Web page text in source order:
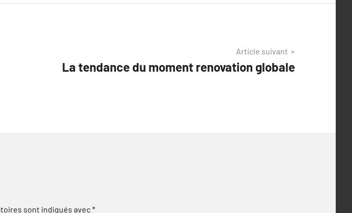
Article suivant
La tendance du moment renovation globale
sont indiqués avec*